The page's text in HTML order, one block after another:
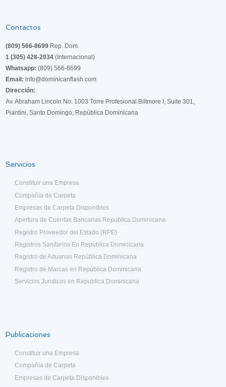
Contactos
(809) 566-8699 Rep. Dom.
1 (305) 428-2034 (Internacional)
Whatsapp: (809) 566-8699
Email: info@dominicanflash.com
Dirección:
Av. Abraham Lincoln No. 1003 Torre Profesional Biltmore I, Suite 301,
Piantini, Santo Domingo, República Dominicana
Servicios
Constituir una Empresa
Compañía de Carpeta
Empresas de Carpeta Disponibles
Apertura de Cuentas Bancarias Republica Dominicana
Registro Proveedor del Estado (RPE)
Registros Sanitarios En República Dominicana
Registro de Aduanas República Dominicana
Registro de Marcas en República Dominicana
Servicios Juridicos en Republica Dominicana
Publicaciones
Constituir una Empresa
Compañía de Carpeta
Empresas de Carpeta Disponibles